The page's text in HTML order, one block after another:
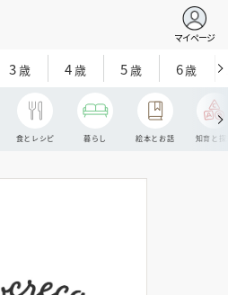
マイページ
3歳 4歳 5歳 6歳
食とレシピ 暮らし 絵本とお話 知育と探